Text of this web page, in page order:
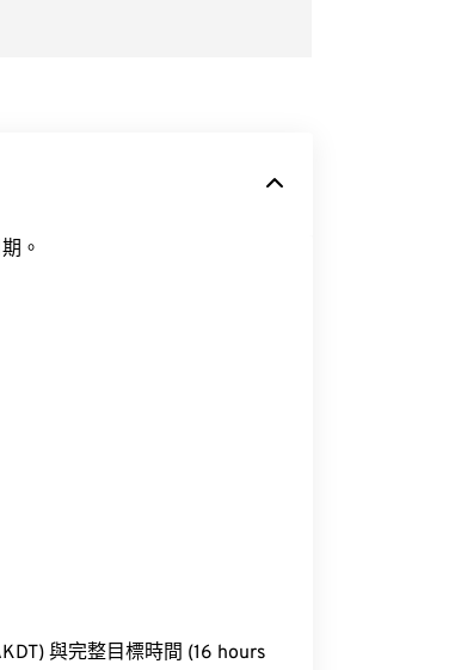
。
與完整目標時間 (16 hours